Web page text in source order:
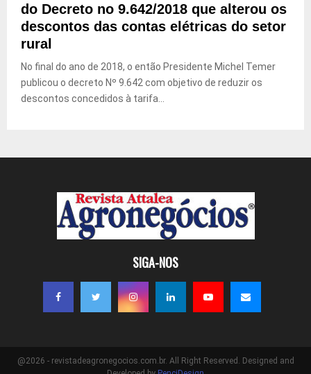
do Decreto no 9.642/2018 que alterou os
descontos das contas elétricas do setor
rural
No final do ano de 2018, o então Presidente Michel Temer
publicou o decreto Nº 9.642 com objetivo de reduzir os
descontos concedidos à tarifa...
SIGA-NOS
@2026 - revistadeagronegocios.com.br. All Right Reserved. Designed and